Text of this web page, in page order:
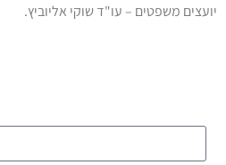
משפטים – עו"ד שוקי אליוביץ.